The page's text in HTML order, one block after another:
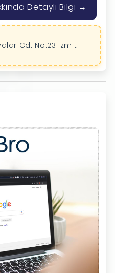
Detaylı Bilgi →
Cd. No:23 İzmit -